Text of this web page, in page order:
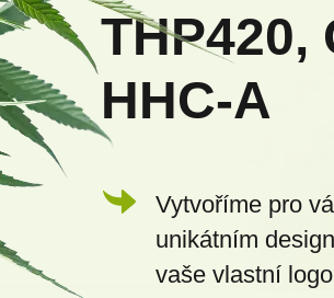
t
í
THP420,
HHC-A
Vytvoříme pro
unikátním
vaše vlastní logo